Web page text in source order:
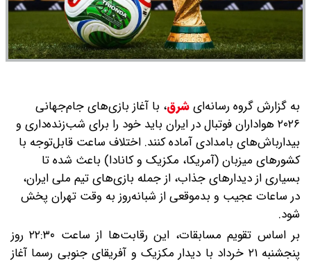
به گزارش گروه رسانه‌ایشرق، با آغاز بازی‌های جام‌جهانی
۲۰۲۶ هواداران فوتبال در ایران باید خود را برای شب‌زنده‌داری و
بیدارباش‌های بامدادی آماده کنند. اختلاف ساعت قابل‌توجه با
کشورهای میزبان (آمریکا، مکزیک و کانادا) باعث شده تا
بسیاری از دیدارهای جذاب، از جمله بازی‌های تیم ملی ایران،
در ساعات عجیب و بدموقعی از شبانه‌روز به وقت تهران پخش
شود.
بر اساس تقویم مسابقات، این رقابت‌ها از ساعت ۲۲:۳۰ روز
پنجشنبه ۲۱ خرداد با دیدار مکزیک و آفریقای جنوبی رسما آغاز